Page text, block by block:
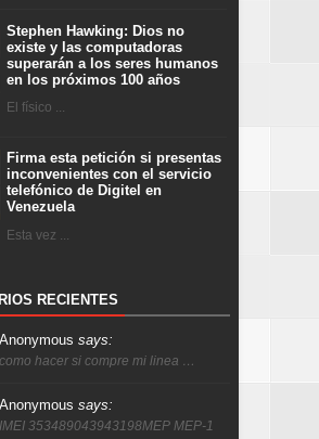
Stephen Hawking: Dios no
existe y las computadoras
superarán a los seres humanos
en los próximos 100 años
El físico ...
Firma esta petición si presentas
inconvenientes con el servicio
telefónico de Digitel en
Venezuela
Esta vez ...
RECIENTES
Anonymous says:
como hacer si compre mi linea …
Anonymous says:
IMEI 353489043943198MEP MEP-1